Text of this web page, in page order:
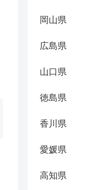
岡山県
広島県
山口県
徳島県
香川県
愛媛県
高知県